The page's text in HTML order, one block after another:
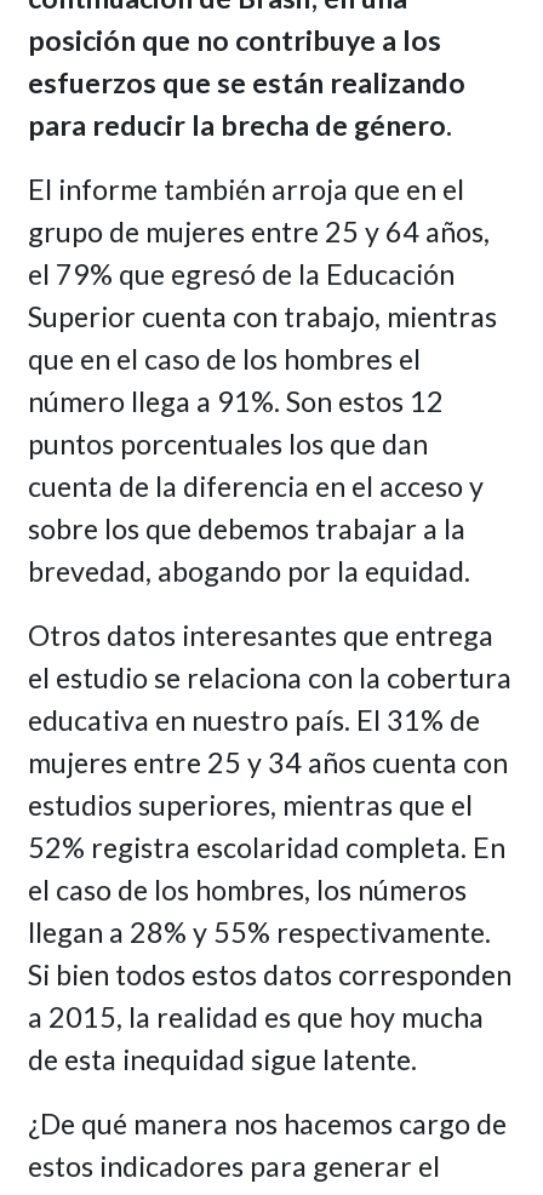
posición que no contribuye a los
esfuerzos que se están realizando
para reducir la brecha de género.
El informe también arroja que en el
grupo de mujeres entre 25 y 64 años,
el 79% que egresó de la Educación
Superior cuenta con trabajo, mientras
que en el caso de los hombres el
número llega a 91%. Son estos 12
puntos porcentuales los que dan
cuenta de la diferencia en el acceso y
sobre los que debemos trabajar a la
brevedad, abogando por la equidad.
Otros datos interesantes que entrega
el estudio se relaciona con la cobertura
educativa en nuestro país. El 31% de
mujeres entre 25 y 34 años cuenta con
estudios superiores, mientras que el
52% registra escolaridad completa. En
el caso de los hombres, los números
llegan a 28% y 55% respectivamente.
Si bien todos estos datos corresponden
a 2015, la realidad es que hoy mucha
de esta inequidad sigue latente.
¿De qué manera nos hacemos cargo de
estos indicadores para generar el